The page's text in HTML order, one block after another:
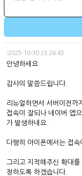
2025-10-30 23:26:43
안녕하세요
감사의 말씀드립니다.
리뉴얼하면서 서버이전까
접속이 잘되나 네이버 앱
가 발생하네요.
다행히 아이폰에서는 접
그리고 지적해주신 확대
정하도록 하겠습니다.